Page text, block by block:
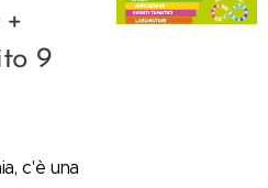
9
c'è una